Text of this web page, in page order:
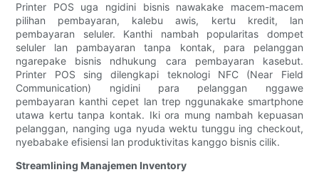
Printer POS uga ngidini bisnis nawakake macem-macem
pilihan pembayaran, kalebu awis, kertu kredit, lan
pembayaran seluler. Kanthi nambah popularitas dompet
seluler lan pambayaran tanpa kontak, para pelanggan
ngarepake bisnis ndhukung cara pembayaran kasebut.
Printer POS sing dilengkapi teknologi NFC (Near Field
Communication) ngidini para pelanggan nggawe
pembayaran kanthi cepet lan trep nggunakake smartphone
utawa kertu tanpa kontak. Iki ora mung nambah kepuasan
pelanggan, nanging uga nyuda wektu tunggu ing checkout,
nyebabake efisiensi lan produktivitas kanggo bisnis cilik.
Streamlining Manajemen Inventory